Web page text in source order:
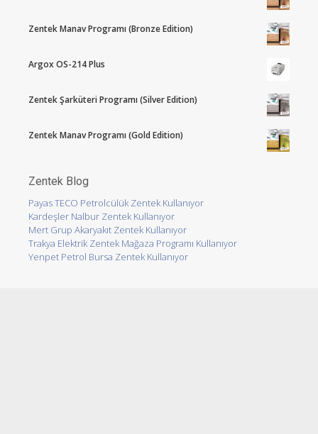
Zentek Manav Programı (Bronze Edition)
Argox OS-214 Plus
Zentek Şarküteri Programı (Silver Edition)
Zentek Manav Programı (Gold Edition)
Zentek Blog
Payas TECO Petrolcülük Zentek Kullanıyor
Kardeşler Nalbur Zentek Kullanıyor
Mert Grup Akaryakıt Zentek Kullanıyor
Trakya Elektrik Zentek Mağaza Programı Kullanıyor
Yenpet Petrol Bursa Zentek Kullanıyor